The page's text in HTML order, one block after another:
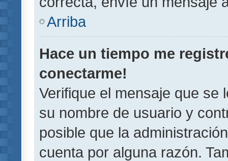
Arriba
Hace un tiempo me
conectarme!
Verifique el mensaje que se
su nombre de usuario y
posible que la
cuenta por alguna razón.